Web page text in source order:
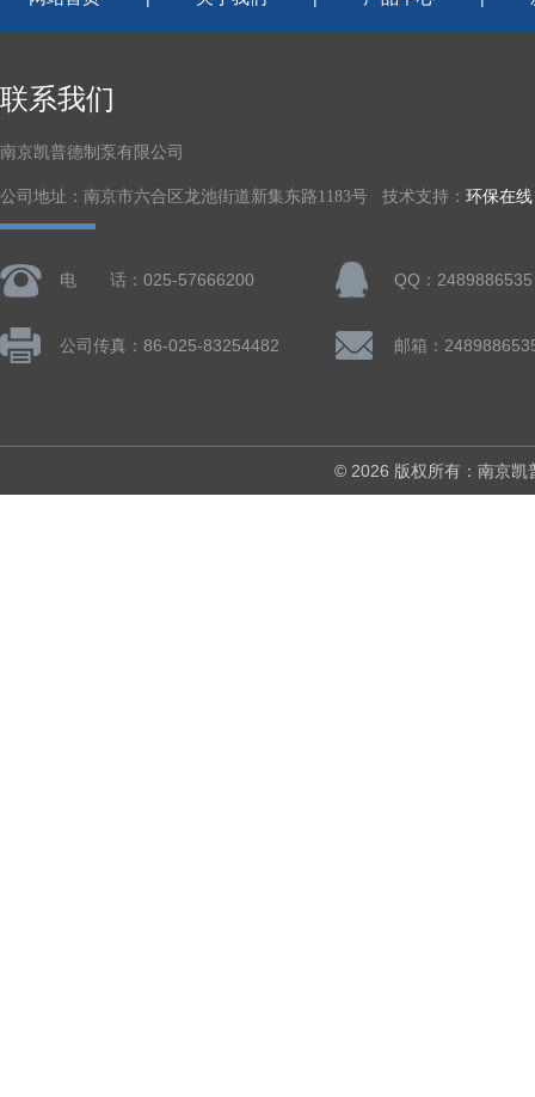
联系我们
南京凯普德制泵有限公司
公司地址：南京市六合区龙池街道新集东路1183号 技术支持： 环保在线
电 话：025-57666200 QQ：2489886535
公司传真：86-025-83254482 邮箱：
© 2026 版权所有：南京